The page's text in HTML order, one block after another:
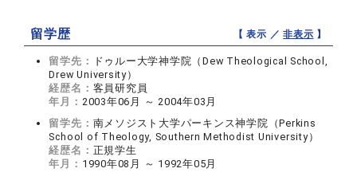
留学歴 【 表示 ／非表示 】
留学先：
ドゥルー大学神学院（Dew Theological School,
Drew University）
経歴名： 客員研究員
年月： 2003年06月 ～ 2004年03月
留学先： 南メソジスト大学パーキンス神学院（Perkins
School of Theology, Southern Methodist University）
経歴名： 正規学生
年月： 1990年08月 ～ 1992年05月